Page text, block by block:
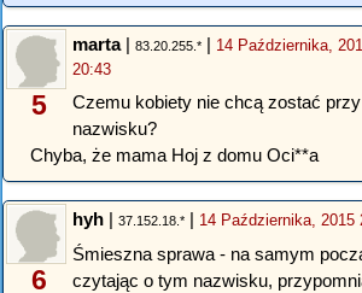
5
marta| 83.20.255.* | 14 Października,
20:43
Czemu kobiety nie chcą zostać
nazwisku?
Chyba, że mama Hoj z domu Oci**a
6
hyh | 37.152.18.* | 14 Października, 2015
Śmieszna sprawa - na samym
czytając o tym nazwisku,